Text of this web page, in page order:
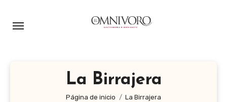
La Birrajera
Página de inicio La Birrajera